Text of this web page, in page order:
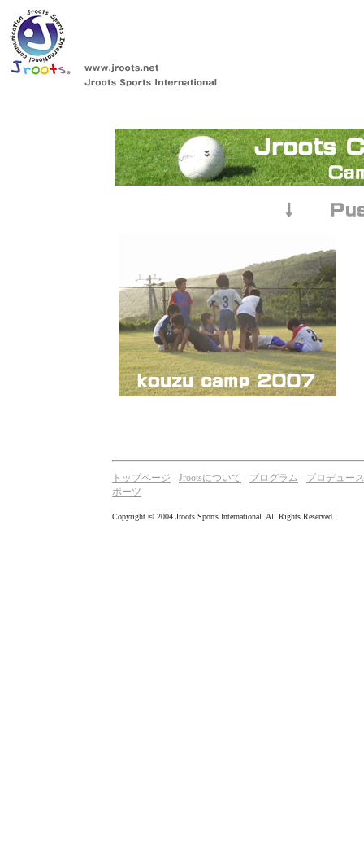
トップページ - Jrootsについて - プログラム - プロデュー
ポーツ
Copyright © 2004 Jroots Sports International. All Rights Reserved.